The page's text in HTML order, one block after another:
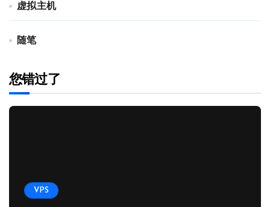
虚拟主机
随笔
您错过了
VPS